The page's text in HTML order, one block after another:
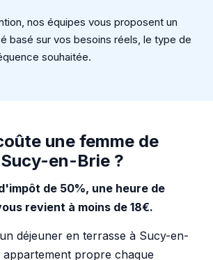
nos équipes vous proposent un
basé sur vos besoins réels, le type de
souhaitée.
une femme de
en-Brie ?
de 50%, une heure de
revient à moins de 18€.
déjeuner en terrasse à Sucy-en-
propre chaque